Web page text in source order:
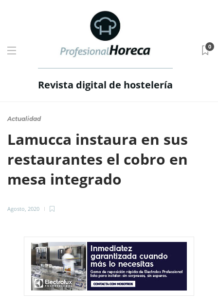
Revista digital de hostelería
0
Actualidad
Lamucca instaura en sus
restaurantes el cobro en
mesa integrado
Agosto, 2020